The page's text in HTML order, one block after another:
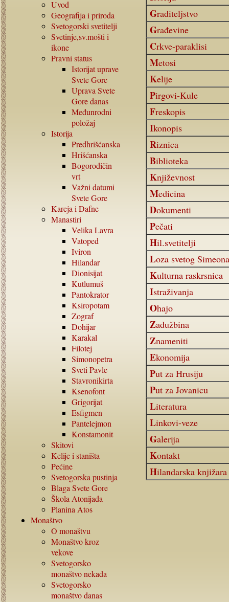
Uvod
Geografija i priroda
Svetogorski svetitelji
Svetinje,sv.mošti i
ikone
Pravni status
Istorijat uprave
Svete Gore
Uprava Svete
Gore danas
Međunrodni
položaj
Istorija
Predhrišćanska
Hrišćanska
Bogorodičin
vrt
Važni datumi
Svete Gore
Kareja i Dafne
Manastiri
Velika Lavra
Vatoped
Iviron
Hilandar
Dionisijat
Kutlumuš
Pantokrator
Ksiropotam
Zograf
Dohijar
Karakal
Filotej
Simonopetra
Sveti Pavle
Stavronikirta
Ksenofont
Grigorijat
Esfigmen
Pantelejmon
Konstamonit
Skitovi
Kelije i staništa
Pećine
Svetogorska pustinja
Blaga Svete Gore
Škola Atonijada
Planina Atos
Monaštvo
O monaštvu
Monaštvo kroz
vekove
Svetogorsko
monaštvo nekada
Svetogorsko
monaštvo danas
Graditeljstvo
Građevine
Crkve-paraklisi
Metosi
Kelije
Pirgovi-Kule
Freskopis
Ikonopis
Riznica
Biblioteka
Književnost
Medicina
Dokumenti
Pečati
Hil.svetitelji
Loza svetog Simeona
Kulturna raskrsnica
Istraživanja
Ohajo
Zadužbina
Znameniti
Ekonomija
Put za Hrusiju
Put za Jovanicu
Literatura
Linkovi-veze
Galerija
Kontakt
Hilandarska knjižara